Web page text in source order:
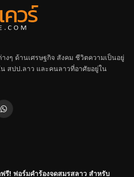
งๆ ด้านเศรษฐกิจ สังคม ชีวิตความเป็นอยู่
สปป.ลาว และคนลาวที่อาศัยอยู่ใน
WhatsApp
รี! ฟอร์มคำร้องจดสมรสลาว สำหรับ